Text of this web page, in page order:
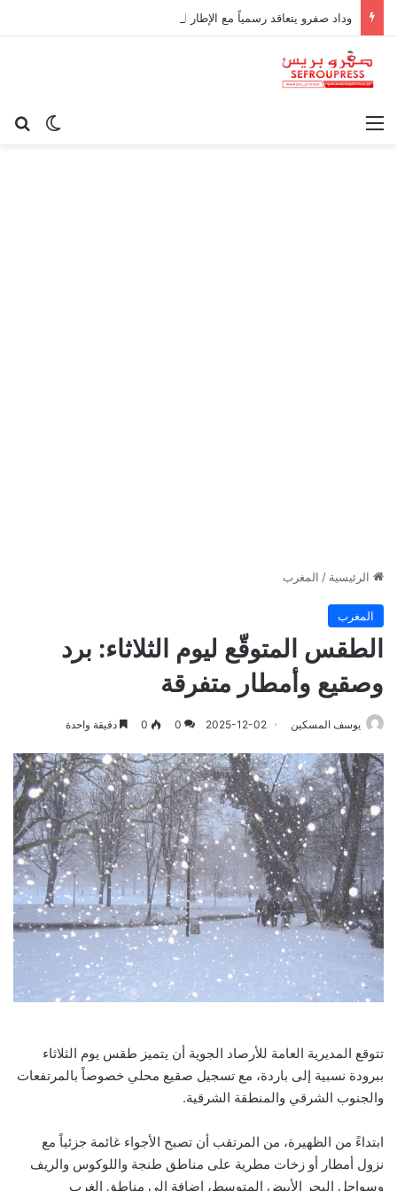
الوضع القائمة
الرئيسية / المغرب
المغرب
الطقس المتوقّع ليوم الثلاثاء: برد
وصقيع وأمطار متفرقة
يوسف المسكين 2025-12-02
0
0 دقيقة واحدة
تتوقع المديرية العامة للأرصاد الجوية أن يتميز طقس يوم الثلاثاء
ببرودة نسبية إلى باردة، مع تسجيل صقيع محلي خصوصاً بالمرتفعات
والجنوب الشرقي والمنطقة الشرقية.
ابتداءً من الظهيرة، من المرتقب أن تصبح الأجواء غائمة جزئياً مع
نزول أمطار أو زخات مطرية على مناطق طنجة واللوكوس والريف
وسواحل البحر الأبيض المتوسط، إضافة إلى مناطق الغرب